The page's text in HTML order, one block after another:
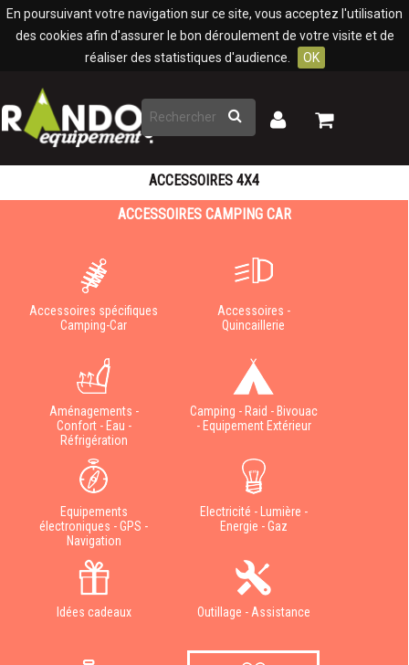
En poursuivant votre navigation sur ce site, vous acceptez l'utilisation
des cookies afin d'assurer le bon déroulement de votre visite et de
réaliser des statistiques d'audience.
OK
Rechercher
Mon
Mon
ACCESSOIRES 4X4
ACCESSOIRES CAMPING CAR
Accessoires spécifiques
Camping-Car
Accessoires -
Quincaillerie
Aménagements -
Confort - Eau -
Réfrigération
Camping - Raid - Bivouac
- Equipement Extérieur
Equipements
électroniques - GPS -
Navigation
Electricité - Lumière -
Energie - Gaz
Idées cadeaux Outillage - Assistance
Panneau de gestion des cookies